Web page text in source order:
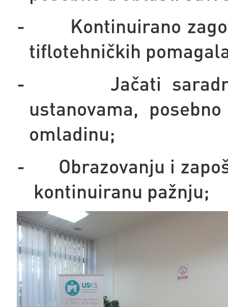
-
Kontinuirano
tiflotehničkih
-
Jačati
ustanovama,
omladinu;
-
Obrazovanju i
kontinuiranu pažnju;